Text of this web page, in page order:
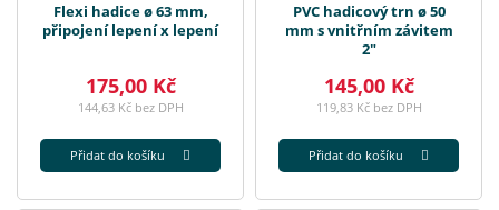
Flexi hadice ø 63 mm,
připojení lepení x lepení
175,00 Kč
144,63 Kč bez DPH
Přidat do košíku
PVC hadicový trn ø 50
mm s vnitřním závitem
2"
145,00 Kč
119,83 Kč bez DPH
Přidat do košíku